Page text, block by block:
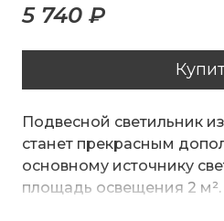
5 740 ₽
Подвесной светильник
станет прекрасным
основному источнику
площадь освещения 2 м².